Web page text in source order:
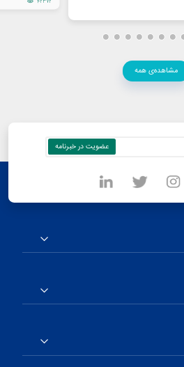
مشاهده‌ی همه